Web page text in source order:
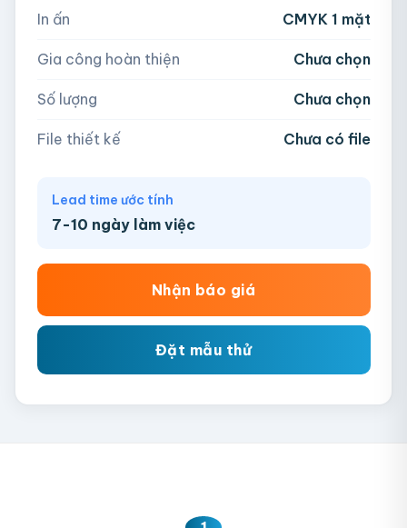
− + hộp
AI, PDF, EPS, PSD, PNG, JPG (tối đa 50MB)
In ấn CMYK 1 mặt
Gia công hoàn thiện Chưa chọn
Số lượng Chưa chọn
File thiết kế Chưa có file
Lead time ước tính
7-10 ngày làm việc
Nhận báo giá
Đặt mẫu thử